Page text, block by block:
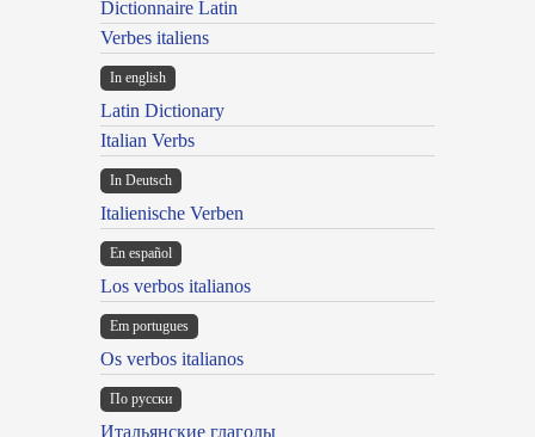
Dictionnaire Latin
Verbes italiens
In english
Latin Dictionary
Italian Verbs
In Deutsch
Italienische Verben
En español
Los verbos italianos
Em portugues
Os verbos italianos
По русски
Итальянские глаголы